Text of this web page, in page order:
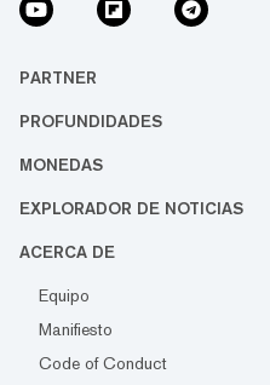
PARTNER
PROFUNDIDADES
MONEDAS
EXPLORADOR DE NOTICIAS
ACERCA DE
Equipo
Manifiesto
Code of Conduct